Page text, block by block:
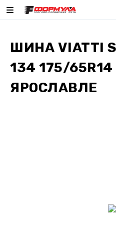
ШИНА VIATTI
134 175/65R14
ЯРОСЛАВЛЕ